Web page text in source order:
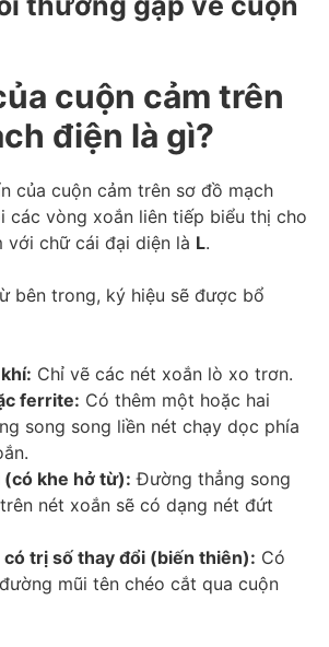
cuộn cảm trên
điện là gì?
của cuộn cảm trên sơ đồ mạch
các vòng xoắn liên tiếp biểu thị cho
với chữ cái đại diện là L.
bên trong, ký hiệu sẽ được bổ
Chỉ vẽ các nét xoắn lò xo trơn.
ferrite: Có thêm một hoặc hai
song song liền nét chạy dọc phía
(có khe hở từ): Đường thẳng song
nét xoắn sẽ có dạng nét đứt
có trị số thay đổi (biến thiên): Có
mũi tên chéo cắt qua cuộn